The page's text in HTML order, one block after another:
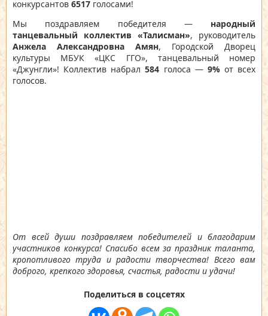
конкурсантов 6517 голосами!
Мы поздравляем победителя — народный
танцевальный коллектив «Талисман», руководитель
Анжела Александровна Амян, Городской Дворец
культуры МБУК «ЦКС ГГО», танцевальный номер
«Джунгли»! Коллектив набрал584 голоса — 9%от всех
голосов.
От всей души поздравляем победителей и благодарим
участников конкурса! Спасибо всем за праздник таланта,
кропотливого труда и радости творчества! Всего вам
доброго, крепкого здоровья, счастья, радости и удачи!
Поделиться в соцсетях